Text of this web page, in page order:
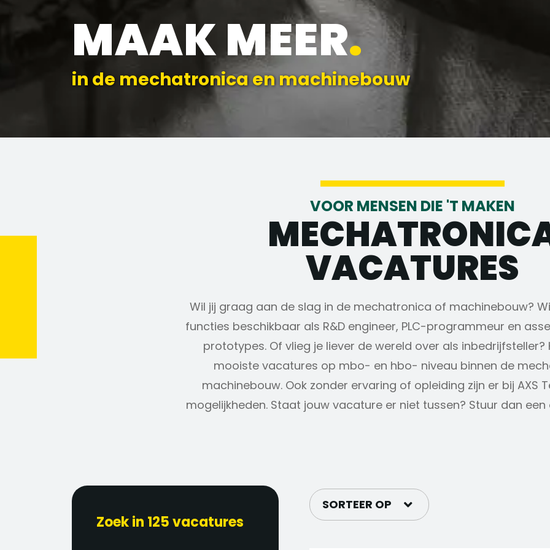
MAAK MEER.
in de mechatronica en machinebouw
VOOR MENSEN DIE 'T MAKEN
VACATURES
Wil jij graag aan de slag in de mechatronica of machinebouw?
functies beschikbaar als R&D engineer, PLC-programmeur en
prototypes. Of vlieg je liever de wereld over als inbedrijfsteller?
mooiste vacatures op mbo- en hbo- niveau binnen de
machinebouw. Ook zonder ervaring of opleiding zijn er bij AXS
mogelijkheden. Staat jouw vacature er niet tussen? Stuur dan
Zoek in 125 vacatures
SORTEER OP